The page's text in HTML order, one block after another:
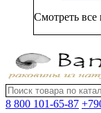
Смотреть все
8 800 101-65-87